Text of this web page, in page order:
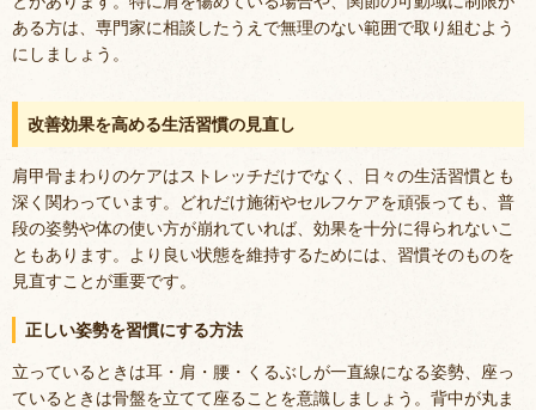
ある方は、専門家に相談したうえで無理のない範囲で取り組むよう
にしましょう。
改善効果を高める生活習慣の見直し
肩甲骨まわりのケアはストレッチだけでなく、日々の生活習慣とも
深く関わっています。どれだけ施術やセルフケアを頑張っても、普
段の姿勢や体の使い方が崩れていれば、効果を十分に得られないこ
ともあります。より良い状態を維持するためには、習慣そのものを
見直すことが重要です。
正しい姿勢を習慣にする方法
立っているときは耳・肩・腰・くるぶしが一直線になる姿勢、座っ
ているときは骨盤を立てて座ることを意識しましょう。背中が丸ま